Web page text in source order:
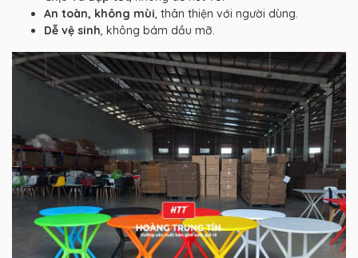
An toàn, không mùi , thân thiện với người dùng.
Dễ vệ sinh , không bám dầu mỡ.